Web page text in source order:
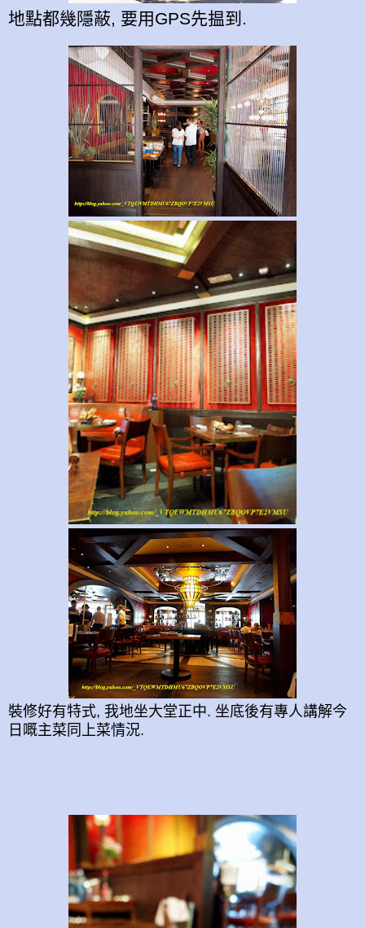
地點都幾隱蔽, 要用GPS先揾到.
裝修好有特式, 我地坐大堂正中. 坐底後有專人講解今
日嘅主菜同上菜情況.